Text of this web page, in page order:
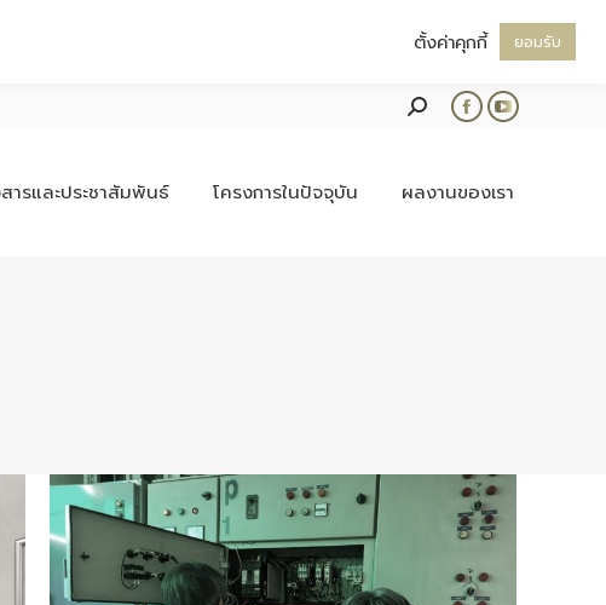
Search:
Facebook
opens
YouTube
opens
ารและประชาสัมพันธ์ โครงการในปัจจุบัน ผลงานของเรา
ตั้งค่าคุกกี้ ยอมรับ